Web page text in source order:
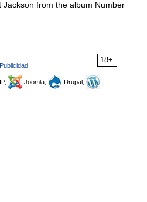
from the album Number
18+
Publicidad
Joomla,
Drupal,